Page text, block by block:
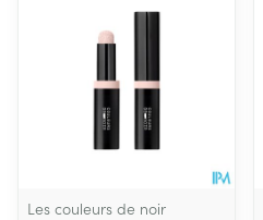
Les couleurs de noir